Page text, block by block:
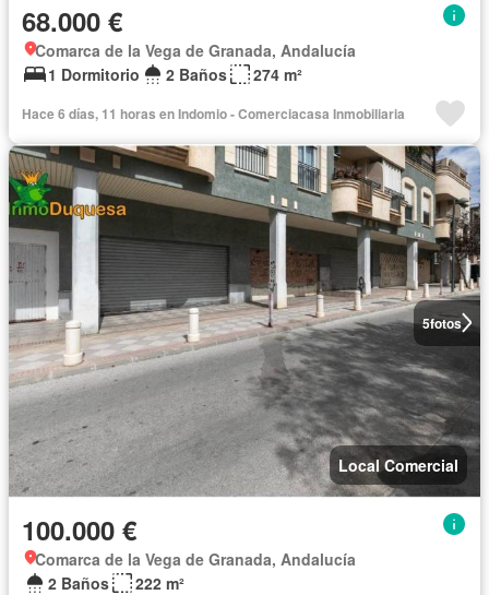
68.000 €
Comarca de la Vega de Granada, Andalucía
1 Dormitorio
2 Baños 274 m²
Hace 6 días, 11 horas en Indomio - Comerciacasa Inmobiliaria
5fotos
Local Comercial
100.000 €
Comarca de la Vega de Granada, Andalucía
2 Baños
222 m²